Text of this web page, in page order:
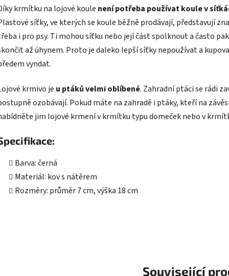
krmítku na lojové koule není potřeba používat koule v
síťky, ve kterých se koule běžně prodávají, představují
i pro psy. Ti mohou síťku nebo její část spolknout a často
až úhynem. Proto je daleko lepší síťky nepoužívat a
vyndat.
krmivo je u ptáků velmi oblíbené. Zahradní ptáci se rádi
ozobávají. Pokud máte na zahradě i ptáky, kteří na
jim lojové krmení v krmítku typu domeček nebo v
Barva: černá
Materiál: kov s nátěrem
Rozměry: průměr 7 cm, výška 18 cm
Související